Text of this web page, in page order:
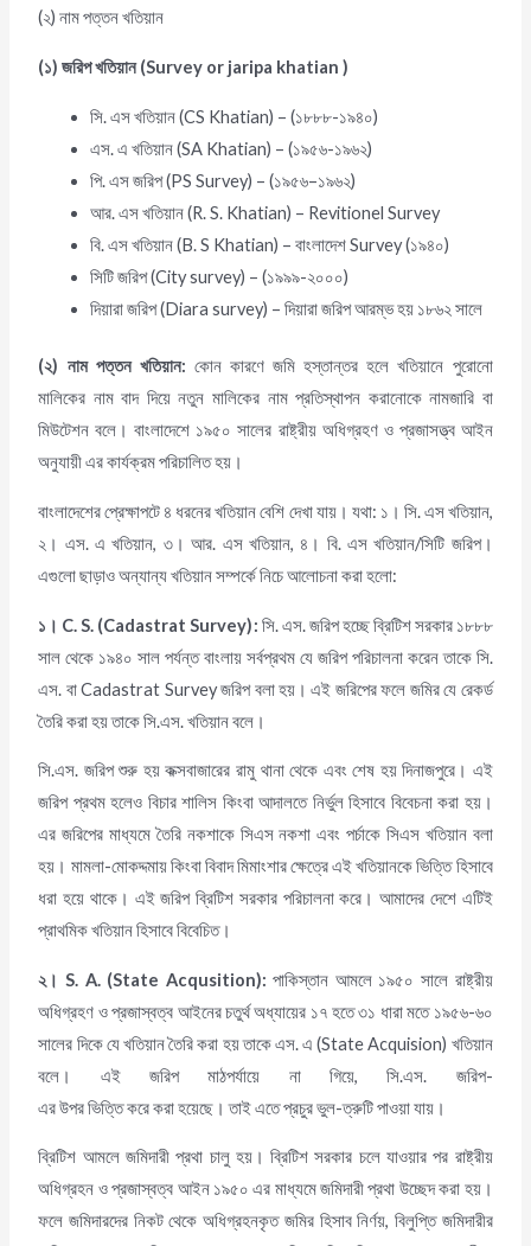
(২) নাম পত্তন খতিয়ান
(১) জরিপ খতিয়ান (Survey or jaripa khatian )
সি. এস খতিয়ান (CS Khatian) – (১৮৮৮-১৯৪০)
এস. এ খতিয়ান (SA Khatian) – (১৯৫৬-১৯৬২)
পি. এস জরিপ (PS Survey) – (১৯৫৬–১৯৬২)
আর. এস খতিয়ান (R. S. Khatian) – Revitionel Survey
বি. এস খতিয়ান (B. S Khatian) – বাংলাদেশ Survey (১৯৪০)
সিটি জরিপ (City survey) – (১৯৯৯-২০০০)
দিয়ারা জরিপ (Diara survey) – দিয়ারা জরিপ আরম্ভ হয় ১৮৬২ সালে
(২) নাম পত্তন খতিয়ান: কোন কারণে জমি হস্তান্তর হলে খতিয়ানে পুরোনো
মালিকের নাম বাদ দিয়ে নতুন মালিকের নাম প্রতিস্থাপন করানোকে নামজারি বা
মিউটেশন বলে। বাংলাদেশে ১৯৫০ সালের রাষ্ট্রীয় অধিগ্রহণ ও প্রজাসত্ত্ব আইন
অনুযায়ী এর কার্যক্রম পরিচালিত হয়।
বাংলাদেশের প্রেক্ষাপটে ৪ ধরনের খতিয়ান বেশি দেখা যায়। যথা: ১। সি. এস খতিয়ান,
২। এস. এ খতিয়ান, ৩। আর. এস খতিয়ান, ৪। বি. এস খতিয়ান/সিটি জরিপ।
এগুলো ছাড়াও অন্যান্য খতিয়ান সম্পর্কে নিচে আলোচনা করা হলো:
১। C. S. (Cadastrat Survey): সি. এস. জরিপ হচ্ছে ব্রিটিশ সরকার ১৮৮৮
সাল থেকে ১৯৪০ সাল পর্যন্ত বাংলায় সর্বপ্রথম যে জরিপ পরিচালনা করেন তাকে সি.
এস. বা Cadastrat Survey জরিপ বলা হয়। এই জরিপের ফলে জমির যে রেকর্ড
তৈরি করা হয় তাকে সি.এস. খতিয়ান বলে।
সি.এস. জরিপ শুরু হয় কক্সবাজারের রামু থানা থেকে এবং শেষ হয় দিনাজপুরে। এই
জরিপ প্রথম হলেও বিচার শালিস কিংবা আদালতে নির্ভুল হিসাবে বিবেচনা করা হয়।
এর জরিপের মাধ্যমে তৈরি নকশাকে সিএস নকশা এবং পর্চাকে সিএস খতিয়ান বলা
হয়। মামলা-মোকদ্দমায় কিংবা বিবাদ মিমাংশার ক্ষেত্রে এই খতিয়ানকে ভিত্তি হিসাবে
ধরা হয়ে থাকে। এই জরিপ ব্রিটিশ সরকার পরিচালনা করে। আমাদের দেশে এটিই
প্রাথমিক খতিয়ান হিসাবে বিবেচিত।
২।S. A. (State Acqusition): পাকিস্তান আমলে ১৯৫০ সালে রাষ্ট্রীয়
অধিগ্রহণ ও প্রজাস্বত্ব আইনের চতুর্থ অধ্যায়ের ১৭ হতে ৩১ ধারা মতে ১৯৫৬-৬০
সালের দিকে যে খতিয়ান তৈরি করা হয় তাকে এস. এ (State Acquision) খতিয়ান
বলে। এই জরিপ মাঠপর্যায়ে না গিয়ে, সি.এস. জরিপ-
এর উপর ভিত্তি করে করা হয়েছে। তাই এতে প্রচুর ভুল-ত্রুটি পাওয়া যায়।
ব্রিটিশ আমলে জমিদারী প্রথা চালু হয়। ব্রিটিশ সরকার চলে যাওয়ার পর রাষ্ট্রীয়
অধিগ্রহন ও প্রজাস্বত্ব আইন ১৯৫০ এর মাধ্যমে জমিদারী প্রথা উচ্ছেদ করা হয়।
ফলে জমিদারদের নিকট থেকে অধিগ্রহনকৃত জমির হিসাব নির্ণয়, বিলুপ্তি জমিদারীর